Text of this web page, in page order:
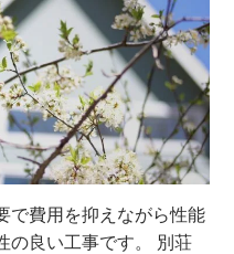
で費用を抑えながら性能
の良い工事です。 別荘